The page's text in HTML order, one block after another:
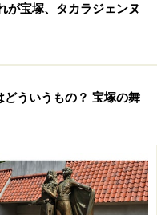
「あさイチ」
～「TAKARAZUKA
24:05～「宝塚プル
ンス』」
が宝塚、タカラジェンヌ
ういうもの？ 宝塚の舞